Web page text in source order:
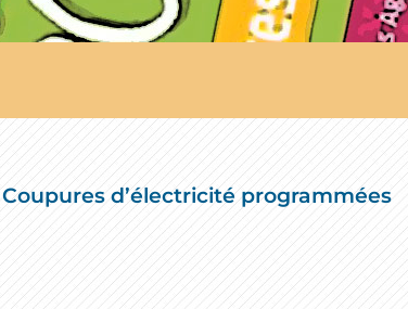
Coupures d’électricité programmées